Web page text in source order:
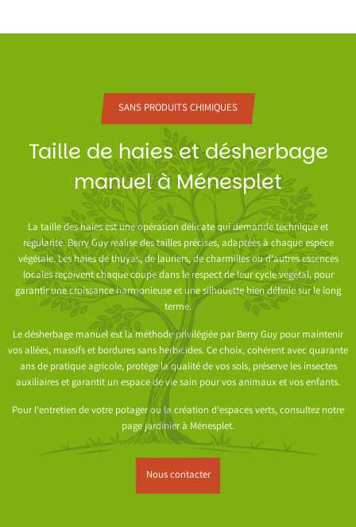
SANS PRODUITS CHIMIQUES
Taille de haies et désherbage
manuel à Ménesplet
La taille des haies est une opération délicate qui demande technique et
régularité. Berry Guy réalise des tailles précises, adaptées à chaque espèce
végétale. Les haies de thuyas, de lauriers, de charmilles ou d’autres essences
locales reçoivent chaque coupe dans le respect de leur cycle végétal, pour
garantir une croissance harmonieuse et une silhouette bien définie sur le long
terme.
Le désherbage manuel est la méthode privilégiée par Berry Guy pour maintenir
vos allées, massifs et bordures sans herbicides. Ce choix, cohérent avec quarante
ans de pratique agricole, protège la qualité de vos sols, préserve les insectes
auxiliaires et garantit un espace de vie sain pour vos animaux et vos enfants.
Pour l’entretien de votre potager ou la création d’espaces verts, consultez notre
pagejardinier à Ménesplet.
Nous contacter